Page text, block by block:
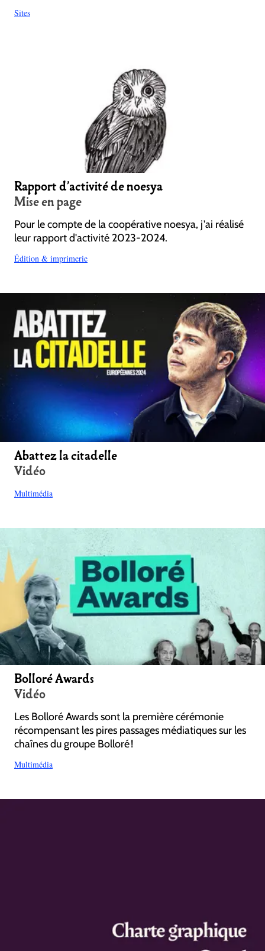
Sites
Rapport d'activité de noesya
Mise en page
Pour le compte de la coopérative noesya, j'ai réalisé
leur rapport d'activité 2023-2024.
Édition & imprimerie
Abattez la citadelle
Vidéo
Multimédia
Bolloré Awards
Vidéo
Les Bolloré Awards sont la première cérémonie
récompensant les pires passages médiatiques sur les
chaînes du groupe Bolloré !
Multimédia